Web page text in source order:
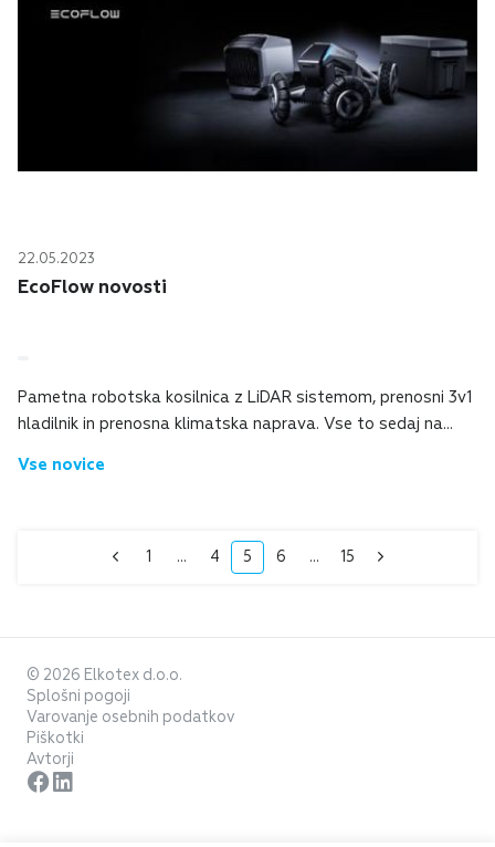
22.05.2023
EcoFlow novosti
Pametna robotska kosilnica z LiDAR sistemom, prenosni 3v1
hladilnik in prenosna klimatska naprava. Vse to sedaj na
EcoFlow BLADE pametna robotsk...
Vse novice
1 ... 4 5 6 ... 15
© 2026 Elkotex d.o.o.
Splošni pogoji
Varovanje osebnih podatkov
Piškotki
Avtorji